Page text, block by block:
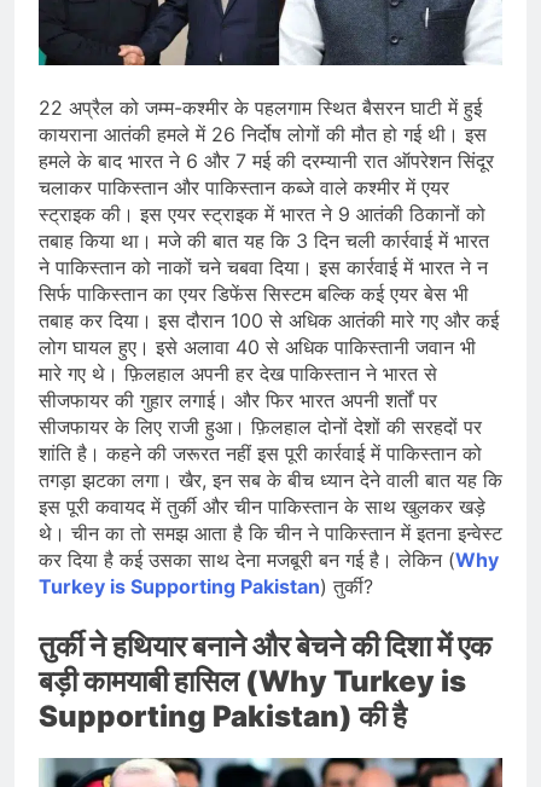
भारत ने 39 पदकों के साथ अभियान चौथे
स्थान पर समाप्त किया
August 8, 2026
स्वतंत्रता दिवस से पहले देशभर में ‘हर घर
तैयारियाँ तेज़
August 7, 2026
IMD ने कई राज्यों में भारी बारिश और बाढ़ की
चेतावनी जारी की, उत्तर भारत और पूर्वोत्तर में
हाई अलर्ट
August 7, 2026
22 अप्रैल को जम्म-कश्मीर के पहलगाम स्थित बैसरन घाटी में हुई
कायराना आतंकी हमले में 26 निर्दोष लोगों की मौत हो गई थी। इस
हमले के बाद भारत ने 6 और 7 मई की दरम्यानी रात ऑपरेशन सिंदूर
चलाकर पाकिस्तान और पाकिस्तान कब्जे वाले कश्मीर में एयर
स्ट्राइक की। इस एयर स्ट्राइक में भारत ने 9 आतंकी ठिकानों को
तबाह किया था। मजे की बात यह कि 3 दिन चली कार्रवाई में भारत
ने पाकिस्तान को नाकों चने चबवा दिया। इस कार्रवाई में भारत ने न
सिर्फ पाकिस्तान का एयर डिफेंस सिस्टम बल्कि कई एयर बेस भी
तबाह कर दिया। इस दौरान 100 से अधिक आतंकी मारे गए और कई
लोग घायल हुए। इसे अलावा 40 से अधिक पाकिस्तानी जवान भी
मारे गए थे। फ़िलहाल अपनी हर देख पाकिस्तान ने भारत से
सीजफायर की गुहार लगाई। और फिर भारत अपनी शर्तों पर
सीजफायर के लिए राजी हुआ। फ़िलहाल दोनों देशों की सरहदों पर
शांति है। कहने की जरूरत नहीं इस पूरी कार्रवाई में पाकिस्तान को
तगड़ा झटका लगा। खैर, इन सब के बीच ध्यान देने वाली बात यह कि
इस पूरी कवायद में तुर्की और चीन पाकिस्तान के साथ खुलकर खड़े
थे। चीन का तो समझ आता है कि चीन ने पाकिस्तान में इतना इन्वेस्ट
कर दिया है कई उसका साथ देना मजबूरी बन गई है। लेकिन (Why
Turkey is Supporting Pakistan) तुर्की?
तुर्की ने हथियार बनाने और बेचने की दिशा में एक
बड़ी कामयाबी हासिल (Why Turkey is
Supporting Pakistan) की है